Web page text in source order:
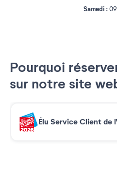
Samedi :
Pourquoi
sur notre site
Élu Service Client de